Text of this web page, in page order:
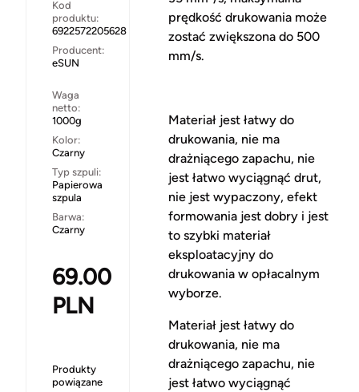
Kod
produktu:
6922572205628
Producent:
eSUN
Waga
netto:
1000g
Kolor:
Czarny
Typ szpuli:
Papierowa
szpula
Barwa:
Czarny
69.00
PLN
Produkty
powiązane
prędkość drukowania może
zostać zwiększona do 500
mm/s.
Materiał jest łatwy do
drukowania, nie ma
drażniącego zapachu, nie
jest łatwo wyciągnąć drut,
nie jest wypaczony, efekt
formowania jest dobry i jest
to szybki materiał
eksploatacyjny do
drukowania w opłacalnym
wyborze.
Materiał jest łatwy do
drukowania, nie ma
drażniącego zapachu, nie
jest łatwo wyciągnąć